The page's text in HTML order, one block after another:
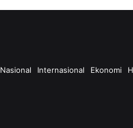
Nasional Internasional Ekonomi